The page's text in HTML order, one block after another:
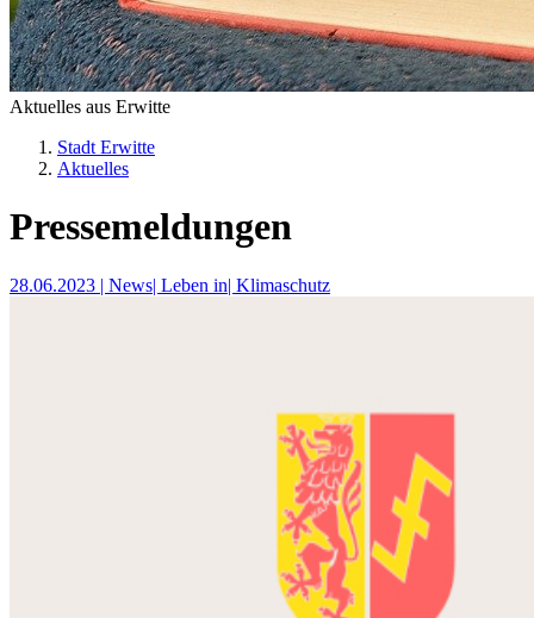
Aktuelles aus Erwitte
Stadt Erwitte
Aktuelles
Pressemeldungen
28.06.2023 | News| Leben in| Klimaschutz